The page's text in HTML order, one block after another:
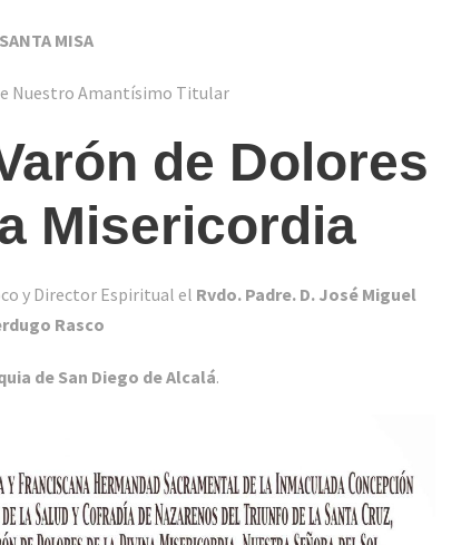
SANTA MISA
Nuestro Amantísimo Titular
de Dolores
Misericordia
y Director Espiritual el Rvdo. Padre. D. José Miguel
Rasco
de San Diego de Alcalá.